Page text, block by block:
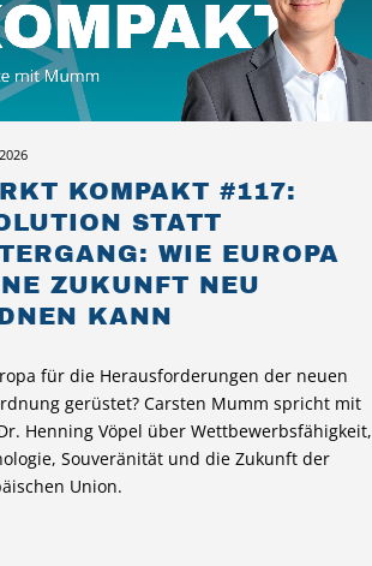
KOMPAKT #117:
STATT
WIE EUROPA
ZUKUNFT NEU
KANN
für die Herausforderungen der neuen
gerüstet? Carsten Mumm spricht mit
Henning Vöpel über Wettbewerbsfähigkeit,
Souveränität und die Zukunft der
Union.